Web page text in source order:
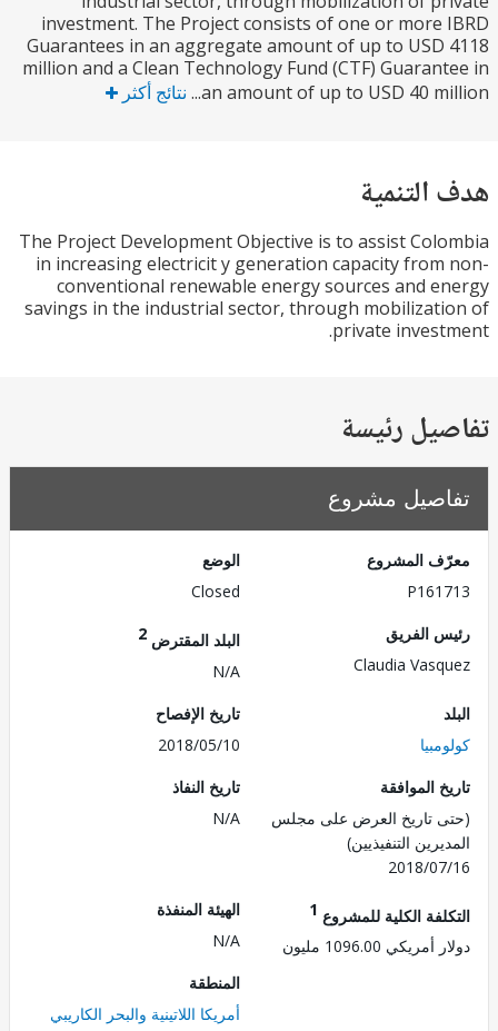
investment. The Project consists of one or
Guarantees in an aggregate amount of up to
million and a Clean Technology Fund (CTF)
an amount of up to USD 40 نتائج أكثر
The Project Development Objective is to assist
in increasing electricit y generation capacity
conventional renewable energy sources and
savings in the industrial sector, through
private
رئيسة
مشروع
المشروع
الفريق
Claudia
البلد المقترض
تاريخ الإفصاح
2018/05/10
الموافقة
تاريخ العرض على مجلس
التنفيذيين)
2018/
تاريخ النفاذ
N/A
الكلية للمشروع1
1096.00 مليون
الهيئة المنفذة
أمريكا اللاتينية والبحر الكاريبي